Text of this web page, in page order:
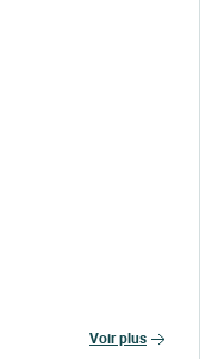
voir plus